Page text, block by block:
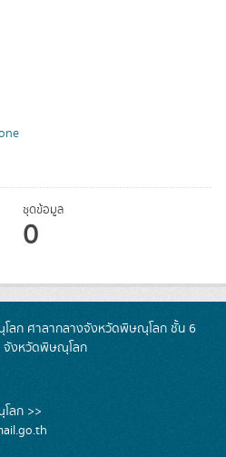
ชุดข้อมูล
0
ลก ศาลากลางจังหวัดพิษณุโลก ชั้น 6
จังหวัดพิษณุโลก
ลก >>